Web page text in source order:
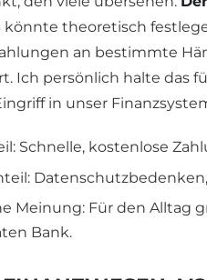
könnte theoretisch
an bestimmte
Ich persönlich halte das
in unser
Schnelle, kostenlose
Meinung: Für den Alltag
Bank.